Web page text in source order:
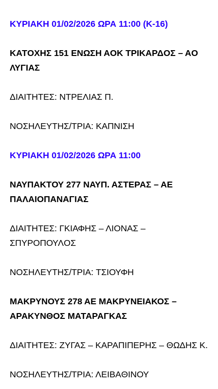
ΚΥΡΙΑΚΗ 01/02/2026 ΩΡΑ 11:00 (Κ-16)
ΚΑΤΟΧΗΣ 151 ΕΝΩΣΗ ΑΟΚ ΤΡΙΚΑΡΔΟΣ – ΑΟ
ΛΥΓΙΑΣ
ΔΙΑΙΤΗΤΕΣ: ΝΤΡΕΛΙΑΣ Π.
ΝΟΣΗΛΕΥΤΗΣ/ΤΡΙΑ: ΚΑΠΝΙΣΗ
ΚΥΡΙΑΚΗ 01/02/2026 ΩΡΑ 11:00
ΝΑΥΠΑΚΤΟΥ 277 ΝΑΥΠ. ΑΣΤΕΡΑΣ – ΑΕ
ΠΑΛΑΙΟΠΑΝΑΓΙΑΣ
ΔΙΑΙΤΗΤΕΣ: ΓΚΙΑΦΗΣ – ΛΙΟΝΑΣ –
ΣΠΥΡΟΠΟΥΛΟΣ
ΝΟΣΗΛΕΥΤΗΣ/ΤΡΙΑ: ΤΣΙΟΥΦΗ
ΜΑΚΡΥΝΟΥΣ 278 ΑΕ ΜΑΚΡΥΝΕΙΑΚΟΣ –
ΑΡΑΚΥΝΘΟΣ ΜΑΤΑΡΑΓΚΑΣ
ΔΙΑΙΤΗΤΕΣ: ΖΥΓΑΣ – ΚΑΡΑΠΙΠΕΡΗΣ – ΘΩΔΗΣ Κ.
ΝΟΣΗΛΕΥΤΗΣ/ΤΡΙΑ: ΛΕΙΒΑΘΙΝΟΥ